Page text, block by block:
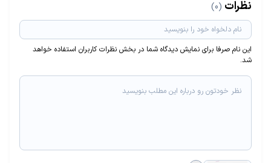
نظرات (0)
این نام صرفا برای نمایش دیدگاه شما در بخش نظرات کاربران استفاده خواهد
شد.